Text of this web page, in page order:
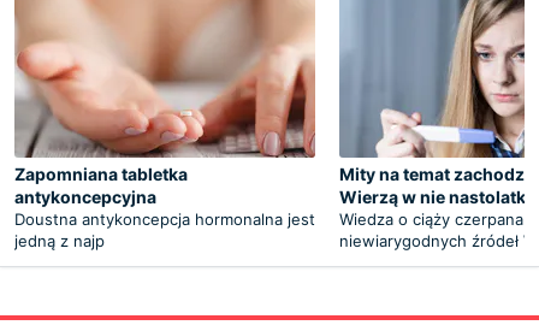
Zapomniana tabletka
antykoncepcyjna
Doustna antykoncepcja hormonalna jest
jedną z najp
Mity na temat
Wierzą w nie nastolatki
Wiedza o ciąży czerpana z
niewiarygodnych źródeł W